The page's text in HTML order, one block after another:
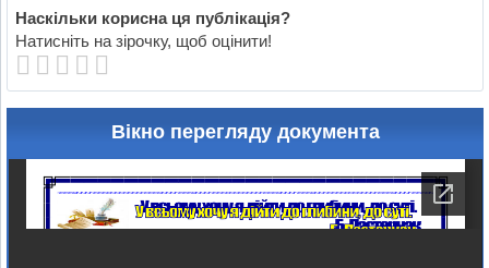
Наскільки корисна ця публікація?
Натисніть на зірочку, щоб оцінити!
Вікно перегляду документа